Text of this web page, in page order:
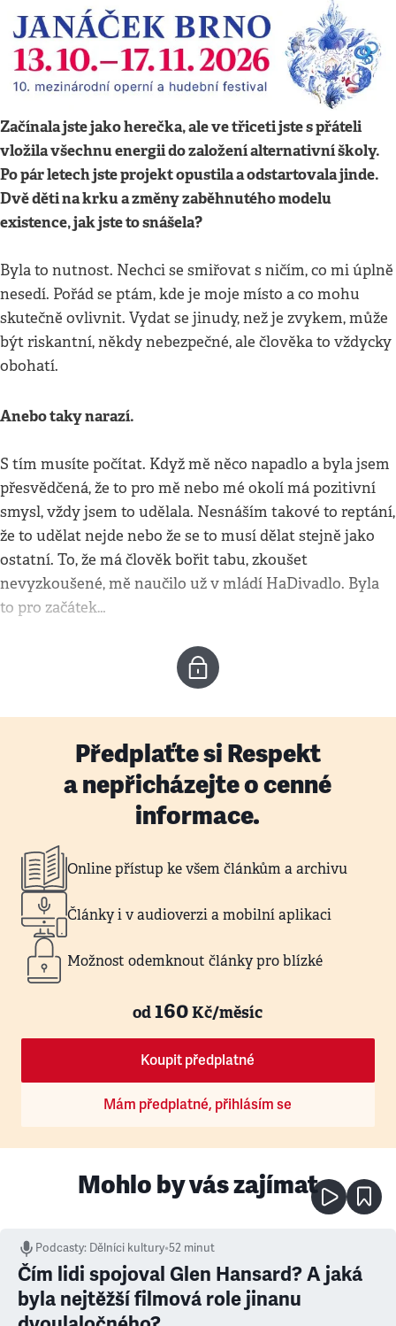
Začínala jste jako herečka, ale ve třiceti jste s přáteli
vložila všechnu energii do založení alternativní školy.
Po pár letech jste projekt opustila a odstartovala jinde.
Dvě děti na krku a změny zaběhnutého modelu
existence, jak jste to snášela?
Byla to nutnost. Nechci se smiřovat s ničím, co mi úplně
nesedí. Pořád se ptám, kde je moje místo a co mohu
skutečně ovlivnit. Vydat se jinudy, než je zvykem, může
být riskantní, někdy nebezpečné, ale člověka to vždycky
obohatí.
Anebo taky narazí.
S tím musíte počítat. Když mě něco napadlo a byla jsem
přesvědčená, že to pro mě nebo mé okolí má pozitivní
smysl, vždy jsem to udělala. Nesnáším takové to reptání,
že to udělat nejde nebo že se to musí dělat stejně jako
ostatní. To, že má člověk bořit tabu, zkoušet
nevyzkoušené, mě naučilo už v mládí HaDivadlo. Byla
to pro začátek…
Předplaťte si Respekt
a nepřicházejte o cenné
informace.
Online přístup ke všem článkům a archivu
Články i v audioverzi a mobilní aplikaci
Možnost odemknout články pro blízké
od160Kč/měsíc
Koupit předplatné
Mám předplatné, přihlásím se
Mohlo by vás zajímat
Podcasty: Dělníci kultury•52 minut
Čím lidi spojoval Glen Hansard? A jaká
byla nejtěžší filmová role jinanu